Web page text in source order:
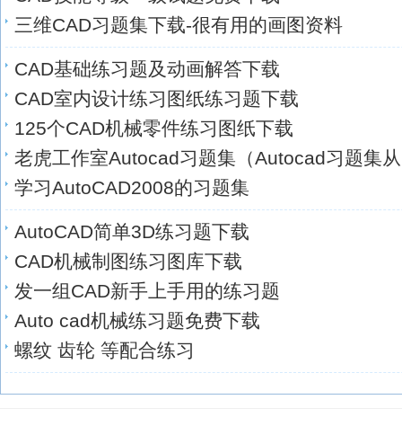
三维CAD习题集下载-很有用的画图资料
CAD基础练习题及动画解答下载
CAD室内设计练习图纸练习题下载
125个CAD机械零件练习图纸下载
老虎工作室Autocad习题集（Autocad习题集
学习AutoCAD2008的习题集
AutoCAD简单3D练习题下载
CAD机械制图练习图库下载
发一组CAD新手上手用的练习题
Auto cad机械练习题免费下载
螺纹 齿轮 等配合练习